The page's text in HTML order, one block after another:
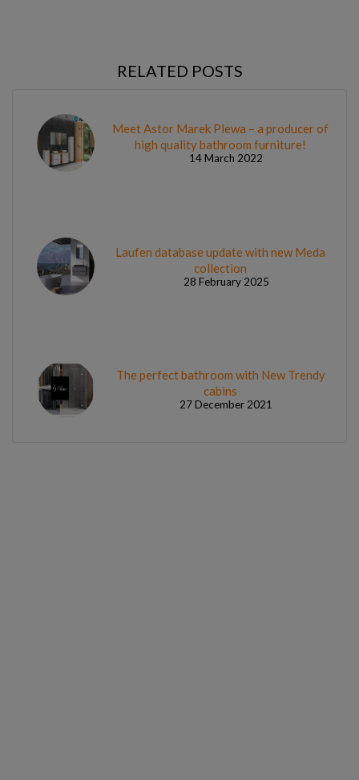
RELATED POSTS
Meet Astor Marek Plewa – a producer of
high quality bathroom furniture!
14 March 2022
Laufen database update with new Meda
collection
28 February 2025
The perfect bathroom with New Trendy
cabins
27 December 2021